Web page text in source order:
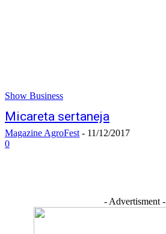
Show Business
Micareta sertaneja
Magazine AgroFest - 11/12/2017
0
- Advertisment -